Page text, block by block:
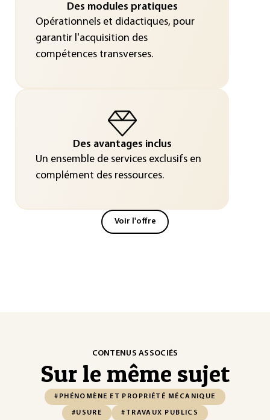
Des modules pratiques
Opérationnels et didactiques, pour
garantir l'acquisition des
compétences transverses.
Des avantages inclus
Un ensemble de services exclusifs en
complément des ressources.
Voir l'offre
CONTENUS ASSOCIÉS
Sur le même sujet
#PHÉNOMÈNE ET PROPRIÉTÉ MÉCANIQUE
#USURE #TRAVAUX PUBLICS